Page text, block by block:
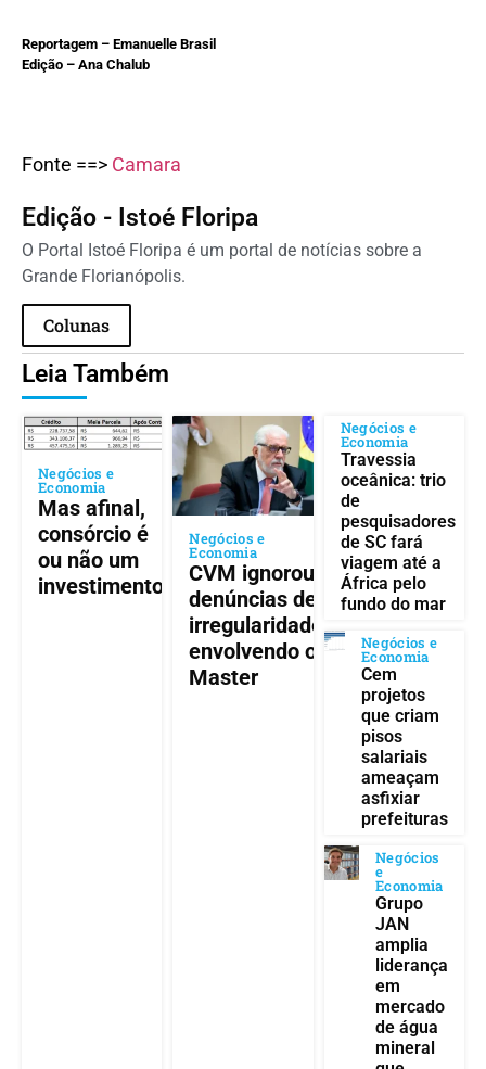
Reportagem – Emanuelle Brasil
Edição – Ana Chalub
Fonte ==> Camara
Edição - Istoé Floripa
O Portal Istoé Floripa é um portal de notícias sobre a
Grande Florianópolis.
Colunas
Leia Também
Negócios e
Economia
Mas afinal,
consórcio é
ou não um
investimento?
Negócios e
Economia
CVM ignorou
denúncias de
irregularidades
envolvendo o
Master
Negócios e
Economia
Travessia
oceânica: trio
de
pesquisadores
de SC fará
viagem até a
África pelo
fundo do mar
Negócios e
Economia
Cem
projetos
que criam
pisos
salariais
ameaçam
asfixiar
prefeituras
Negócios
e
Economia
Grupo
JAN
amplia
liderança
em
mercado
de água
mineral